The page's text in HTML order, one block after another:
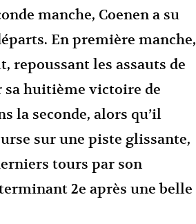
manche, Coenen a su
En première manche,
repoussant les assauts de
huitième victoire de
la seconde, alors qu’il
sur une piste glissante,
tours par son
2e après une belle